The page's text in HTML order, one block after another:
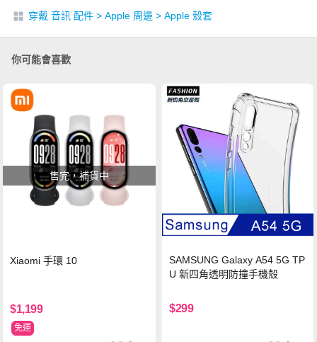
穿戴 音訊 配件 > Apple 周邊 > Apple 殼套
你可能會喜歡
售完，補貨中
Xiaomi 手環 10
$1,199
免運
SAMSUNG Galaxy A54 5G TP
U 新四角透明防撞手機殼
$299